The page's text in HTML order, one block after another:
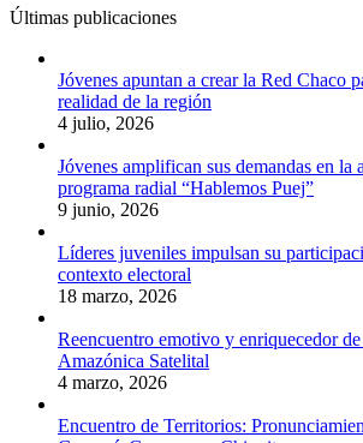
Últimas publicaciones
Jóvenes apuntan a crear la Red Chaco
realidad de la región
4 julio, 2026
Jóvenes amplifican sus demandas en la
programa radial “Hablemos Puej”
9 junio, 2026
Líderes juveniles impulsan su
contexto electoral
18 marzo, 2026
Reencuentro emotivo y enriquecedor
Amazónica Satelital
4 marzo, 2026
Encuentro de Territorios: